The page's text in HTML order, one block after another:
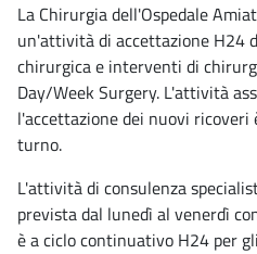
La Chirurgia dell'Ospedale
un'attività di accettazione H24
chirurgica e interventi di
Day/Week Surgery. L'attività
l'accettazione dei nuovi
turno.
L'attività di consulenza
prevista dal lunedì al venerdì
è a ciclo continuativo H24 per